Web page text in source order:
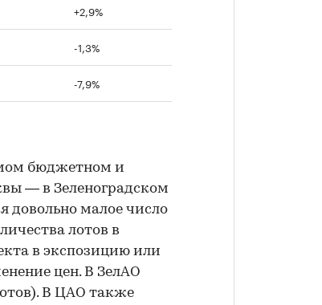
+2,9%
-1,3%
-7,9%
бюджетном и
— в Зеленоградском
довольно малое число
лотов в
в экспозицию или
цен. В ЗелАО
В ЦАО также